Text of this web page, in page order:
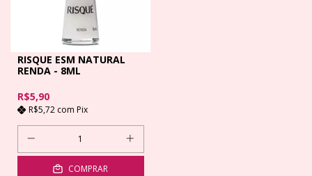
RISQUE ESM NATURAL
RENDA - 8ML
R$5,90
R$5,72 com Pix
COMPRAR